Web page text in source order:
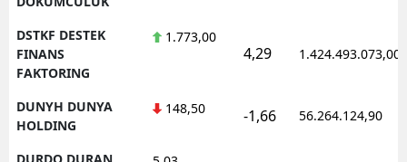
DSTKF DESTEK
FINANS
FAKTORING
1.773,00
4,29 1.424.493.073,00
DUNYH DUNYA
HOLDING
148,50 -1,66 56.264.124,90